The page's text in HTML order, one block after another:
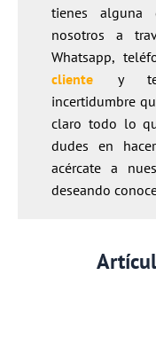
tienes alguna
nosotros a
Whatsapp,
cliente y te
incertidumbre
claro todo lo
dudes en
acércate a
deseando